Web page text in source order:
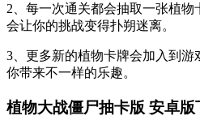
2、每一次通关都会抽取一张植
会让你的挑战变得扑朔迷离。
3、更多新的植物卡牌会加入到
你带来不一样的乐趣。
植物大战僵尸抽卡版 安卓版